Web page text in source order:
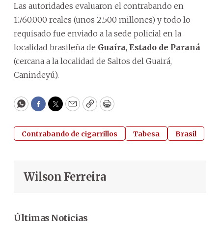
Las autoridades evaluaron el contrabando en
1.760.000 reales (unos 2.500 millones) y todo lo
requisado fue enviado a la sede policial en la
localidad brasileña de Guaíra, Estado de Paraná
(cercana a la localidad de Saltos del Guairá,
Canindeyú).
WhatsApp
Facebook
Twitter
EmailCopyPrint
Contrabando de cigarrillos Tabesa Brasil
Wilson Ferreira
Últimas Noticias